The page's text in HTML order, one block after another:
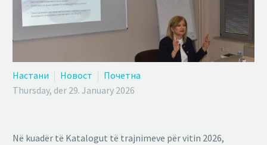
Настани Новост
Почетна
Thursday, der 29. January 2026
Në kuadër të Katalogut të trajnimeve për vitin 2026,